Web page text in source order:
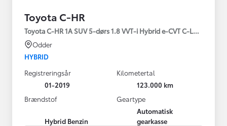
Toyota C-HR
Toyota C-HR 1A SUV 5-dørs 1.8 VVT-i Hybrid e-CVT C-LUB -
Odder
HYBRID
Registreringsår
01-2019
Kilometertal
123.000 km
Brændstof
Hybrid Benzin
Geartype
Automatisk
gearkasse